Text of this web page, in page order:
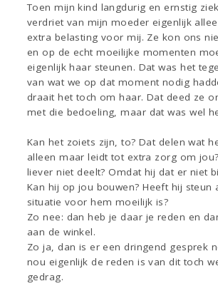
Toen mijn kind langdurig en ernstig
verdriet van mijn moeder eigenlijk
extra belasting voor mij. Ze kon ons
en op de echt moeilijke momenten
eigenlijk haar steunen. Dat was het
van wat we op dat moment nodig
draait het toch om haar. Dat deed ze
met die bedoeling, maar dat was wel
Kan het zoiets zijn, to? Dat delen wat
alleen maar leidt tot extra zorg om
liever niet deelt? Omdat hij dat er niet
Kan hij op jou bouwen? Heeft hij steun
situatie voor hem moeilijk is?
Zo nee: dan heb je daar je reden en
aan de winkel.
Zo ja, dan is er een dringend gesprek
nou eigenlijk de reden is van dit toch
gedrag.